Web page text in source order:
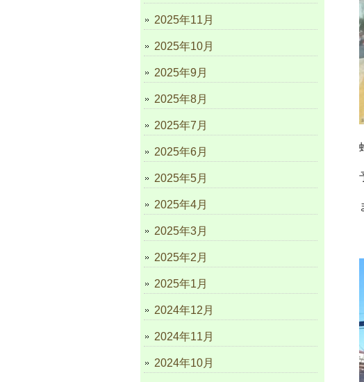
2025年11月
2025年10月
2025年9月
2025年8月
2025年7月
2025年6月
2025年5月
2025年4月
2025年3月
2025年2月
2025年1月
2024年12月
2024年11月
2024年10月